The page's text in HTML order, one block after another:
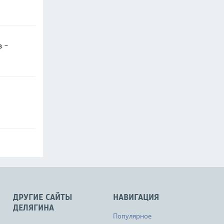
-
НАВИГАЦИЯ
Популярное
ДРУГИЕ САЙТЫ
ДЕЛЯГИНА